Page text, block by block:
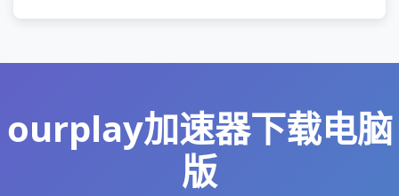
ourplay加速器下载电脑
版